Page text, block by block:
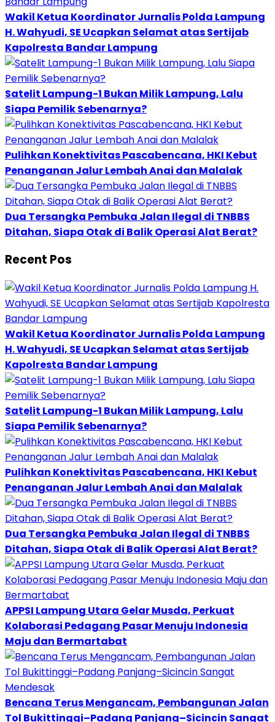
Wakil Ketua Koordinator Jurnalis Polda Lampung
H. Wahyudi, SE Ucapkan Selamat atas Sertijab
Kapolresta Bandar Lampung
Satelit Lampung-1 Bukan Milik Lampung, Lalu
Siapa Pemilik Sebenarnya?
Pulihkan Konektivitas Pascabencana, HKI Kebut
Penanganan Jalur Lembah Anai dan Malalak
Dua Tersangka Pembuka Jalan Ilegal di TNBBS
Ditahan, Siapa Otak di Balik Operasi Alat Berat?
Recent Pos
Wakil Ketua Koordinator Jurnalis Polda Lampung
H. Wahyudi, SE Ucapkan Selamat atas Sertijab
Kapolresta Bandar Lampung
Satelit Lampung-1 Bukan Milik Lampung, Lalu
Siapa Pemilik Sebenarnya?
Pulihkan Konektivitas Pascabencana, HKI Kebut
Penanganan Jalur Lembah Anai dan Malalak
Dua Tersangka Pembuka Jalan Ilegal di TNBBS
Ditahan, Siapa Otak di Balik Operasi Alat Berat?
APPSI Lampung Utara Gelar Musda, Perkuat
Kolaborasi Pedagang Pasar Menuju Indonesia
Maju dan Bermartabat
Bencana Terus Mengancam, Pembangunan Jalan
Tol Bukittinggi–Padang Panjang–Sicincin Sangat